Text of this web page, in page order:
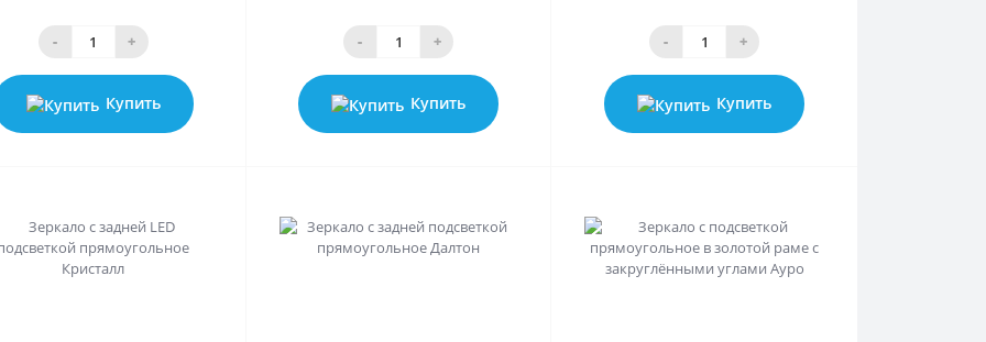
- +
Купить
- +
Купить
- +
Купить